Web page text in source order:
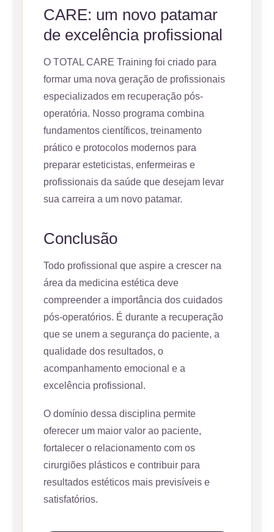
CARE: um novo patamar
de excelência profissional
O TOTAL CARE Training foi criado para
formar uma nova geração de profissionais
especializados em recuperação pós-
operatória. Nosso programa combina
fundamentos científicos, treinamento
prático e protocolos modernos para
preparar esteticistas, enfermeiras e
profissionais da saúde que desejam levar
sua carreira a um novo patamar.
Conclusão
Todo profissional que aspire a crescer na
área da medicina estética deve
compreender a importância dos cuidados
pós-operatórios. É durante a recuperação
que se unem a segurança do paciente, a
qualidade dos resultados, o
acompanhamento emocional e a
excelência profissional.
O domínio dessa disciplina permite
oferecer um maior valor ao paciente,
fortalecer o relacionamento com os
cirurgiões plásticos e contribuir para
resultados estéticos mais previsíveis e
satisfatórios.